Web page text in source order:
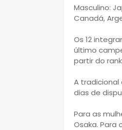
Masculino:
Canadá,
Os 12
último
partir do
A tradicional
dias de
Para as
Osaka. Para